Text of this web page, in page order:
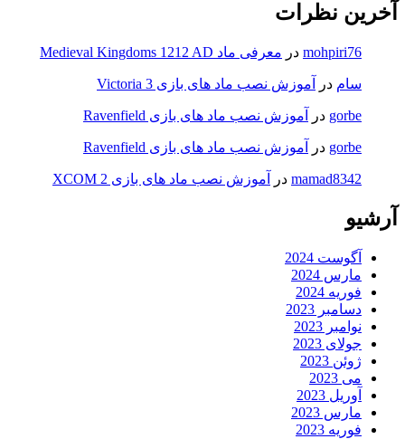
آخرین نظرات
mohpiri76 در معرفی ماد Medieval Kingdoms 1212 AD
سام در آموزش نصب ماد های بازی Victoria 3
gorbe در آموزش نصب ماد های بازی Ravenfield
gorbe در آموزش نصب ماد های بازی Ravenfield
mamad8342 در آموزش نصب ماد های بازی XCOM 2
آرشیو
آگوست 2024
مارس 2024
فوریه 2024
دسامبر 2023
نوامبر 2023
جولای 2023
ژوئن 2023
می 2023
آوریل 2023
مارس 2023
فوریه 2023